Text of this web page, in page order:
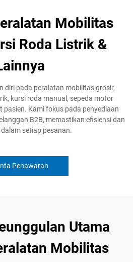
Mobilitas
Roda Listrik &
diri pada peralatan mobilitas grosir,
kursi roda manual, sepeda motor
pasien. Kami fokus pada penyediaan
B2B, memastikan efisiensi dan
setiap pesanan.
Penawaran
Utama
Mobilitas